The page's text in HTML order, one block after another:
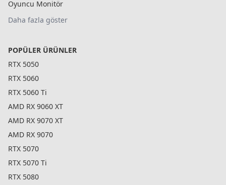
Oyuncu Monitör
Daha fazla göster
POPÜLER ÜRÜNLER
RTX 5050
RTX 5060
RTX 5060 Ti
AMD RX 9060 XT
AMD RX 9070 XT
AMD RX 9070
RTX 5070
RTX 5070 Ti
RTX 5080